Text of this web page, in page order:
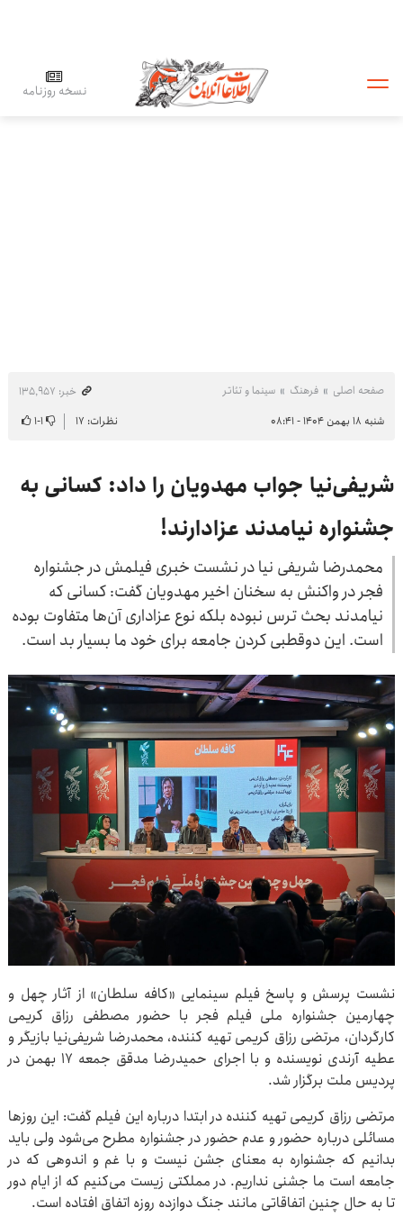
نسخه روزنامه
صفحه اصلی فرهنگ سینما و تئاتر
خبر: ۱۳۵٬۹۵۷
شنبه ۱۸ بهمن ۱۴۰۴ - ۰۸:۴۱
نظرات: ۱۷ ۱-۱
شریفی‌نیا جواب مهدویان را داد: کسانی به
جشنواره نیامدند عزادارند!
محمدرضا شریفی نیا در نشست خبری فیلمش در جشنواره
فجر در واکنش به سخنان اخیر مهدویان گفت: کسانی که
نیامدند بحث ترس نبوده بلکه نوع عزاداری آن‌ها متفاوت بوده
است. این دوقطبی کردن جامعه برای خود ما بسیار بد است.
نشست پرسش و پاسخ فیلم سینمایی «کافه سلطان» از آثار چهل و
چهارمین جشنواره ملی فیلم فجر با حضور مصطفی رزاق کریمی
کارگردان، مرتضی رزاق کریمی تهیه کننده، محمدرضا شریفی‌نیا بازیگر و
عطیه آرندی نویسنده و با اجرای حمیدرضا مدقق جمعه ۱۷ بهمن در
پردیس ملت برگزار شد.
مرتضی رزاق کریمی تهیه کننده در ابتدا درباره این فیلم گفت: این روزها
مسائلی درباره حضور و عدم حضور در جشنواره مطرح می‌شود ولی باید
بدانیم که جشنواره به معنای جشن نیست و با غم و اندوهی که در
جامعه است ما جشنی نداریم. در مملکتی زیست می‌کنیم که از ایام دور
تا به حال چنین اتفاقاتی مانند جنگ دوازده روزه اتفاق افتاده است.